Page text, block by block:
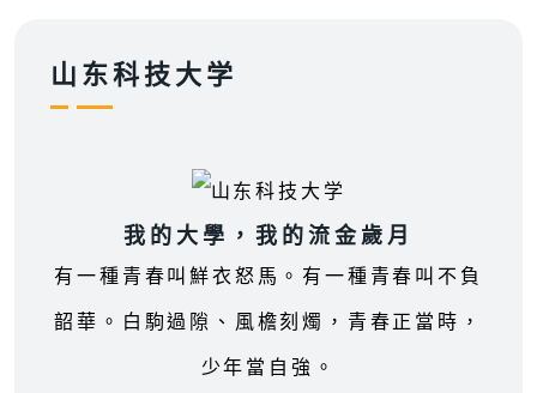
山东科技大学
我的大學，我的流金歲月
有一種青春叫鮮衣怒馬。有一種青春叫不負
韶華。白駒過隙、風檐刻燭，青春正當時，
少年當自強。